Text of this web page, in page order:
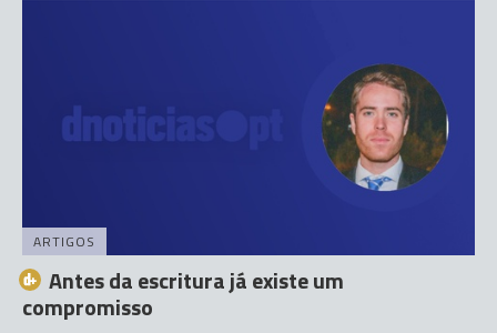
ARTIGOS
Antes da escritura já existe um
compromisso